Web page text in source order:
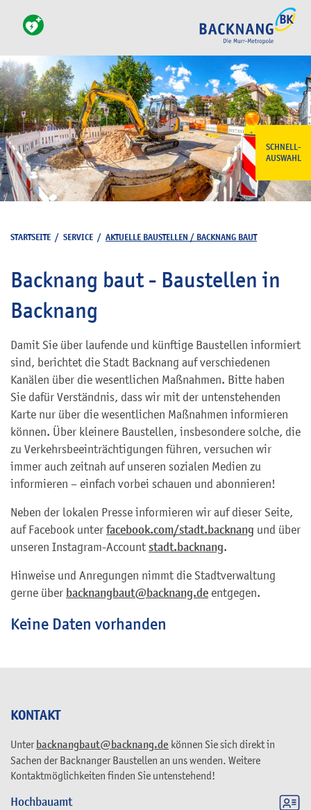
SCHNELL-
AUSWAHL
KONTAKT
Unter backnangbaut@backnang.de können Sie sich direkt in
Sachen der Backnanger Baustellen an uns wenden. Weitere
Kontaktmöglichkeiten finden Sie untenstehend!
Hochbauamt
STARTSEITE / SERVICE / AKTUELLE BAUSTELLEN / BACKNANG BAUT
Backnang baut - Baustellen in
Backnang
Damit Sie über laufende und künftige Baustellen informiert
sind, berichtet die Stadt Backnang auf verschiedenen
Kanälen über die wesentlichen Maßnahmen. Bitte haben
Sie dafür Verständnis, dass wir mit der untenstehenden
Karte nur über die wesentlichen Maßnahmen informieren
können. Über kleinere Baustellen, insbesondere solche, die
zu Verkehrsbeeinträchtigungen führen, versuchen wir
immer auch zeitnah auf unseren sozialen Medien zu
informieren – einfach vorbei schauen und abonnieren!
Neben der lokalen Presse informieren wir auf dieser Seite,
auf Facebook unter facebook.com/stadt.backnang und über
unseren Instagram-Account stadt.backnang.
Hinweise und Anregungen nimmt die Stadtverwaltung
gerne über backnangbaut@backnang.de entgegen.
Keine Daten vorhanden